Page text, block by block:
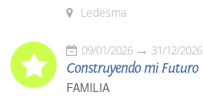
Ledesma
09/01/2026 31/12/2026
Construyendo mi Futuro
FAMILIA